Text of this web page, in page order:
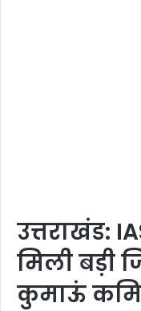
उत्तराखंड:
मिली बड़ी
कुमाऊं